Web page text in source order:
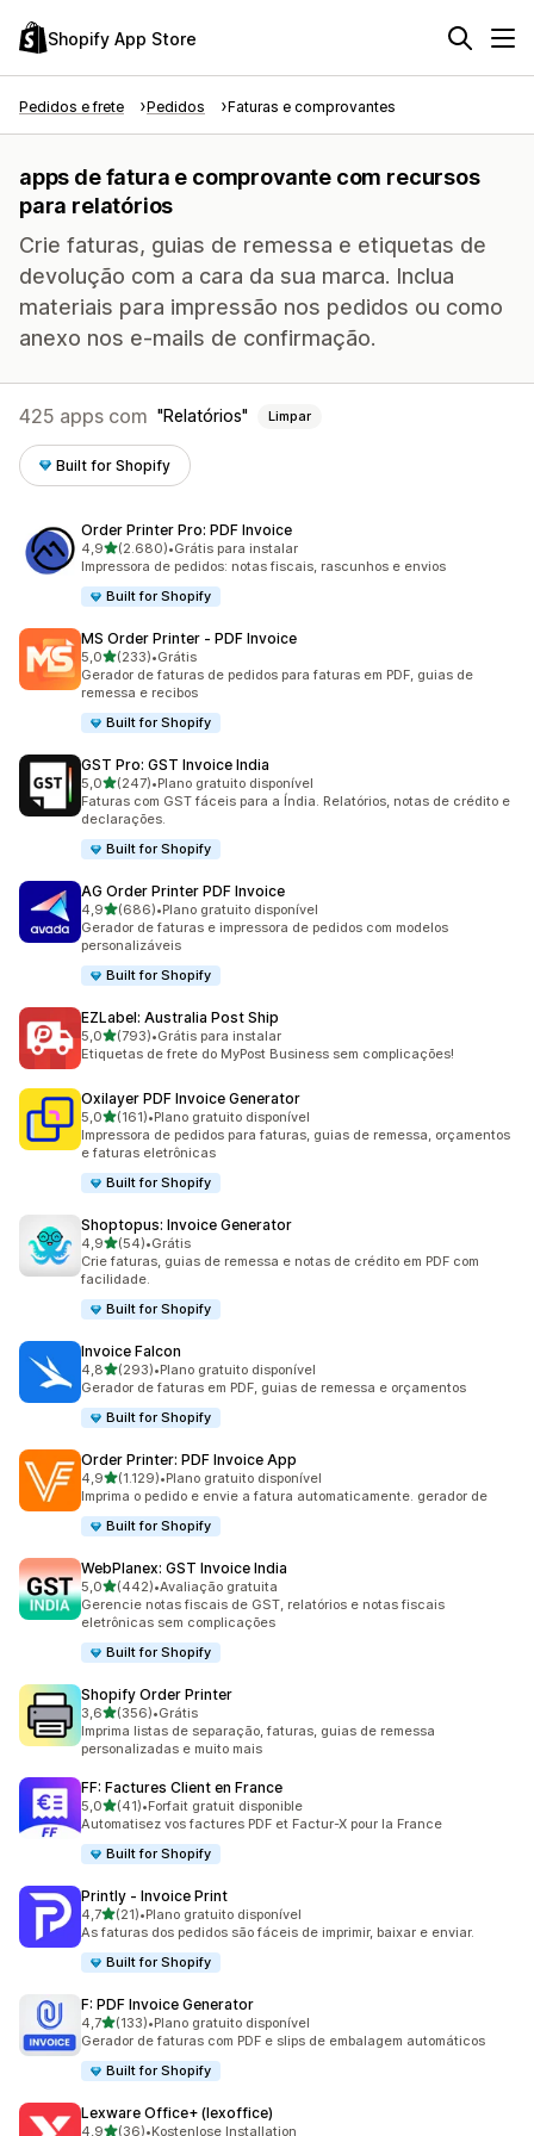
Shopify App Store
Pedidos e frete Pedidos Faturas e comprovantes
apps de fatura e comprovante com recursos
para relatórios
Crie faturas, guias de remessa e etiquetas de
devolução com a cara da sua marca. Inclua
materiais para impressão nos pedidos ou como
anexo nos e-mails de confirmação.
425 apps com Relatórios Limpar
Built for Shopify
Order Printer Pro: PDF Invoice
4,9de 5 estrelas
(2.680)
2680 avaliações ao todo
•Grátis para instalar
Impressora de pedidos: notas fiscais, rascunhos e envios
Built for Shopify
MS Order Printer ‑ PDF Invoice
5,0de 5 estrelas
(233)
233 avaliações ao todo
•Grátis
Gerador de faturas de pedidos para faturas em PDF, guias de
remessa e recibos
Built for Shopify
GST Pro: GST Invoice India
5,0de 5 estrelas
(247)
247 avaliações ao todo
•Plano gratuito disponível
Faturas com GST fáceis para a Índia. Relatórios, notas de crédito e
declarações.
Built for Shopify
AG Order Printer PDF Invoice
4,9de 5 estrelas
(686)
686 avaliações ao todo
•Plano gratuito disponível
Gerador de faturas e impressora de pedidos com modelos
personalizáveis
Built for Shopify
EZLabel: Australia Post Ship
5,0de 5 estrelas
(793)
793 avaliações ao todo
•Grátis para instalar
Etiquetas de frete do MyPost Business sem complicações!
Oxilayer PDF Invoice Generator
5,0de 5 estrelas
(161)
161 avaliações ao todo
•Plano gratuito disponível
Impressora de pedidos para faturas, guias de remessa, orçamentos
e faturas eletrônicas
Built for Shopify
Shoptopus: Invoice Generator
4,9de 5 estrelas
(54)
54 avaliações ao todo
•Grátis
Crie faturas, guias de remessa e notas de crédito em PDF com
facilidade.
Built for Shopify
Invoice Falcon
4,8de 5 estrelas
(293)
293 avaliações ao todo
•Plano gratuito disponível
Gerador de faturas em PDF, guias de remessa e orçamentos
Built for Shopify
Order Printer: PDF Invoice App
4,9de 5 estrelas
(1.129)
1129 avaliações ao todo
•Plano gratuito disponível
Imprima o pedido e envie a fatura automaticamente. gerador de
Built for Shopify
WebPlanex: GST Invoice India
5,0de 5 estrelas
(442)
442 avaliações ao todo
•Avaliação gratuita
Gerencie notas fiscais de GST, relatórios e notas fiscais
eletrônicas sem complicações
Built for Shopify
Shopify Order Printer
3,6de 5 estrelas
(356)
356 avaliações ao todo
•Grátis
Imprima listas de separação, faturas, guias de remessa
personalizadas e muito mais
FF: Factures Client en France
5,0de 5 estrelas
(41)
41 avaliações ao todo
•Forfait gratuit disponible
Automatisez vos factures PDF et Factur-X pour la France
Built for Shopify
Printly ‑ Invoice Print
4,7de 5 estrelas
(21)
21 avaliações ao todo
•Plano gratuito disponível
As faturas dos pedidos são fáceis de imprimir, baixar e enviar.
Built for Shopify
F: PDF Invoice Generator
4,7de 5 estrelas
(133)
133 avaliações ao todo
•Plano gratuito disponível
Gerador de faturas com PDF e slips de embalagem automáticos
Built for Shopify
Lexware Office+ (lexoffice)
4,9de 5 estrelas
(36)•Kostenlose Installation